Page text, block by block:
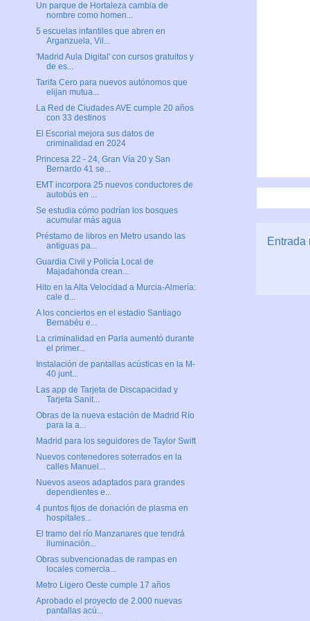
Entrada
Un parque de Hortaleza cambia de
nombre como homen...
5 escuelas infantiles que abren en
Arganzuela, Vil...
'Madrid Aula Digital' con cursos gratuitos y
de es...
Tarifa Cero para nuevos autónomos que
elijan mutua...
La Red de Ciudades AVE cumple 20 años
con 33 destinos
El Escorial mejora sus datos de
criminalidad en 2024
Princesa 22 - 24, Gran Vía 20 y San
Bernardo 41 se...
EMT incorpora 25 nuevos conductores de
autobús en ...
Se estudia cómo podrían los bosques
acumular más agua
Préstamo de libros en Metro usando las
antiguas pa...
Guardia Civil y Policía Local de
Majadahonda crean...
Hito en la Alta Velocidad a Murcia-Almería:
cale d...
A los conciertos en el estadio Santiago
Bernabéu e...
La criminalidad en Parla aumentó durante
el primer...
Instalación de pantallas acústicas en la M-
40 junt...
Las app de Tarjeta de Discapacidad y
Tarjeta Sanit...
Obras de la nueva estación de Madrid Río
para la a...
Madrid para los seguidores de Taylor Swift
Nuevos contenedores soterrados en la
calles Manuel...
Nuevos aseos adaptados para grandes
dependientes e...
4 puntos fijos de donación de plasma en
hospitales...
El tramo del río Manzanares que tendrá
iluminación...
Obras subvencionadas de rampas en
locales comercia...
Metro Ligero Oeste cumple 17 años
Aprobado el proyecto de 2.000 nuevas
pantallas acú...